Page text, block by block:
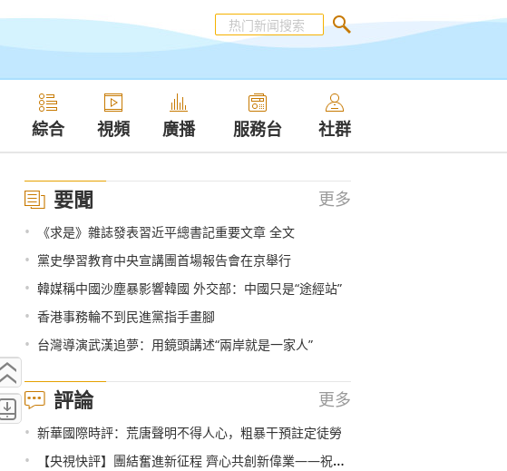
綜合 視頻 廣播 服務台 社群
要聞 更多
• 《求是》雜誌發表習近平總書記重要文章 全文
• 黨史學習教育中央宣講團首場報告會在京舉行
• 韓媒稱中國沙塵暴影響韓國 外交部：中國只是“途經站”
• 香港事務輪不到民進黨指手畫腳
• 台灣導演武漢追夢：用鏡頭講述“兩岸就是一家人”
評論 更多
• 新華國際時評：荒唐聲明不得人心，粗暴干預註定徒勞
• 【央視快評】團結奮進新征程 齊心共創新偉業——祝賀全國兩會勝利閉幕